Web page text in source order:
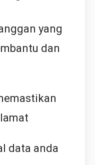
yang
dan
data anda